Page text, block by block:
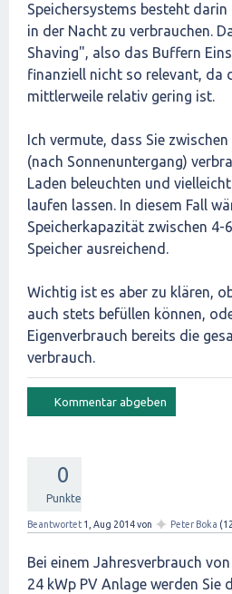
Speichersystems besteht
in der Nacht zu verbrauchen.
Shaving", also das Buffern
finanziell nicht so relevant, da
mittlerweile relativ gering ist.
Ich vermute, dass Sie
(nach Sonnenuntergang)
Laden beleuchten und
laufen lassen. In diesem Fall
Speicherkapazität zwischen 4-
Speicher ausreichend.
Wichtig ist es aber zu klären,
auch stets befüllen können,
Eigenverbrauch bereits die
verbrauch.
0
Punkte
Beantwortet 1, Aug 2014von ✦ Peter Boka (12
Bei einem Jahresverbrauch
24 kWp PV Anlage werden Sie